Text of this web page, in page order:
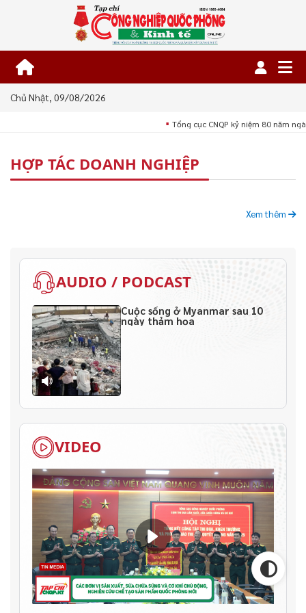
Chủ Nhật, 09/08/2026
Tổng cục CNQP kỷ niệm 80 năm
HỢP TÁC DOANH NGHIỆP
Xem thêm
AUDIO / PODCAST
Cuộc sống ở Myanmar sau 10
ngày thảm họa
VIDEO